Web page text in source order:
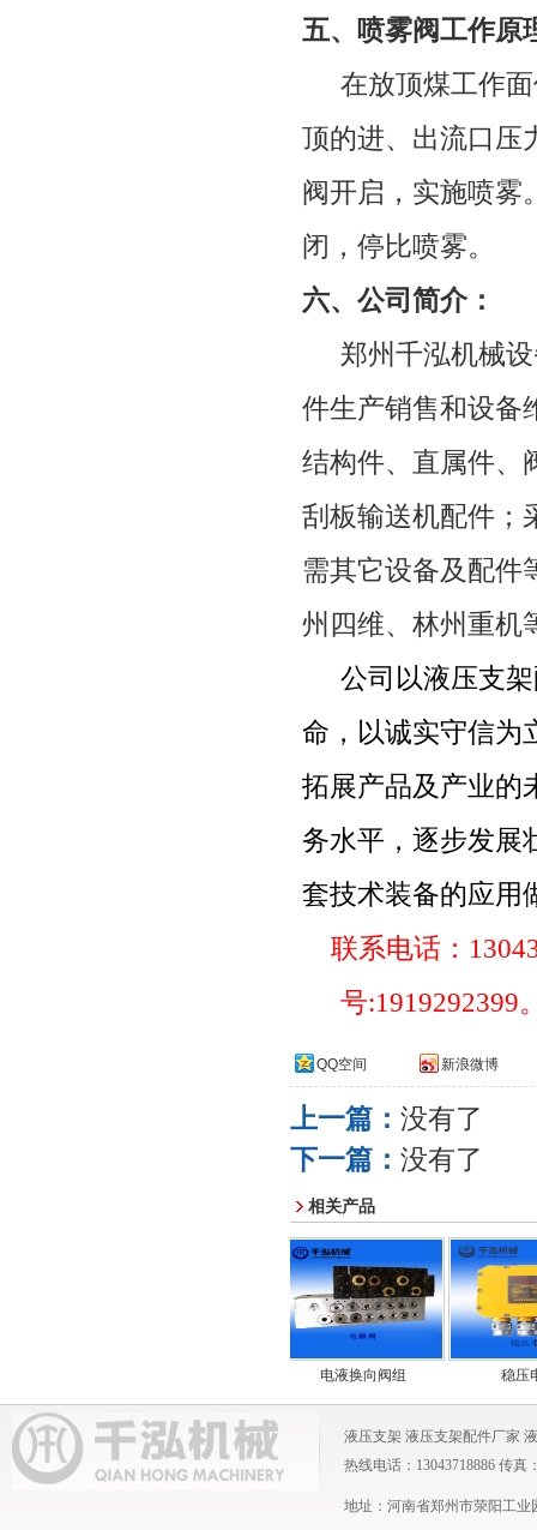
五、喷雾阀工作原
在放顶煤工作
顶的进、出流口压
阀开启，实施喷雾
闭，停比喷雾。
六、公司简介：
郑州千泓机械
件生产销售和设备
结构件、直属件、
刮板输送机配件；
需其它设备及配件
州四维、林州重机
公司以液压支
命，以诚实守信为
拓展产品及产业的
务水平，逐步发展
套技术装备的应用
联系电话：
号:1919292399
QQ空间 新浪微博
上一篇： 没有了
下一篇： 没有了
相关产品
电液换向阀组 稳压电源
液压支架 液压支架配件厂家
热线电话：13043718886 传真
地址：河南省郑州市荥阳工业